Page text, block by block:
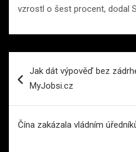
vzrostl o šest procent, dodal
proJak dát výpověď bez
MyJobsi.cz
Čína zakázala vládním